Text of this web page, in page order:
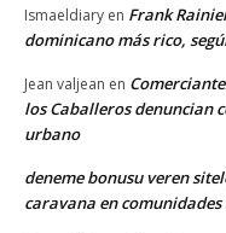
Ismaeldiary en Frank
dominicano más rico,
Jean valjean en
los Caballeros denuncian
urbano
deneme bonusu veren
caravana en